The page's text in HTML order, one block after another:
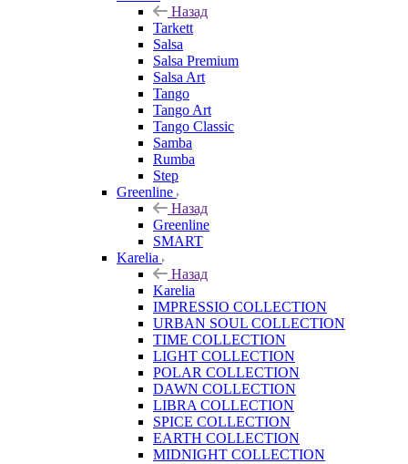
Назад
Tarkett
Salsa
Salsa Premium
Salsa Art
Tango
Tango Art
Tango Classic
Samba
Rumba
Step
Greenline
Назад
Greenline
SMART
Karelia
Назад
Karelia
IMPRESSIO COLLECTION
URBAN SOUL COLLECTION
TIME COLLECTION
LIGHT COLLECTION
POLAR COLLECTION
DAWN COLLECTION
LIBRA COLLECTION
SPICE COLLECTION
EARTH COLLECTION
MIDNIGHT COLLECTION